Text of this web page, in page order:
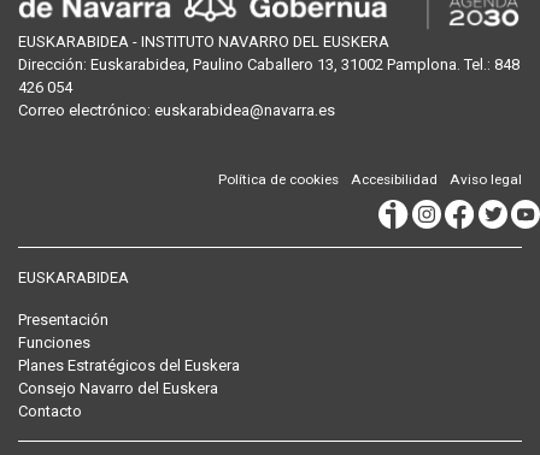
EUSKARABIDEA - INSTITUTO NAVARRO DEL EUSKERA
Dirección: Euskarabidea, Paulino Caballero 13, 31002 Pamplona. Tel.: 848
426 054
Correo electrónico: euskarabidea@navarra.es
Aviso legal
Accesibilidad
Política de cookies
EUSKARABIDEA
Presentación
Funciones
Planes Estratégicos del Euskera
Consejo Navarro del Euskera
Contacto